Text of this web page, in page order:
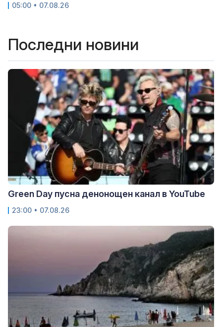
05:00 • 07.08.26
Последни новини
Green Day пусна денонощен канал в YouTube
23:00 • 07.08.26